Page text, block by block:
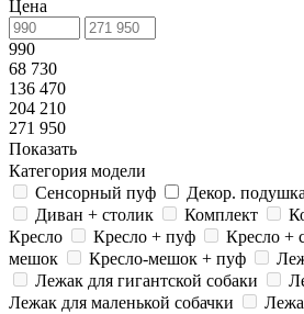
Цена
990
68 730
136 470
204 210
271 950
Показать
Категория модели
Сенсорный пуф
Декор. подушка
Диван + столик
Комплект
Кресло
Кресло + пуф Кресло +
мешок
Кресло-мешок + пуф
Лежак для гигантской собаки
Лежак для маленькой собачки